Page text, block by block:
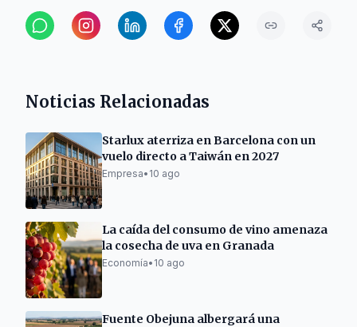
Noticias Relacionadas
Starlux aterriza en Barcelona con un
vuelo directo a Taiwán en 2027
Empresa• 10 ago
La caída del consumo de vino amenaza
la cosecha de uva en Granada
Economía• 10 ago
Fuente Obejuna albergará una